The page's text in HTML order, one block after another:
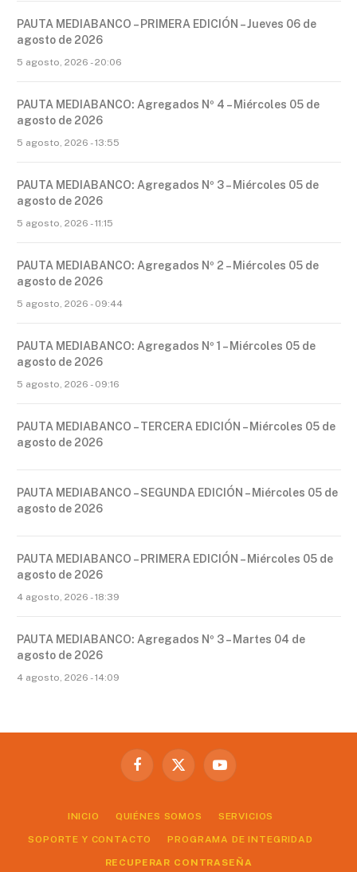
PAUTA MEDIABANCO – PRIMERA EDICIÓN – Jueves 06 de
agosto de 2026
5 agosto, 2026 - 20:06
PAUTA MEDIABANCO: Agregados Nº 4 – Miércoles 05 de
agosto de 2026
5 agosto, 2026 - 13:55
PAUTA MEDIABANCO: Agregados Nº 3 – Miércoles 05 de
agosto de 2026
5 agosto, 2026 - 11:15
PAUTA MEDIABANCO: Agregados Nº 2 – Miércoles 05 de
agosto de 2026
5 agosto, 2026 - 09:44
PAUTA MEDIABANCO: Agregados Nº 1 – Miércoles 05 de
agosto de 2026
5 agosto, 2026 - 09:16
PAUTA MEDIABANCO – TERCERA EDICIÓN – Miércoles 05 de
agosto de 2026
PAUTA MEDIABANCO – SEGUNDA EDICIÓN – Miércoles 05 de
agosto de 2026
PAUTA MEDIABANCO – PRIMERA EDICIÓN – Miércoles 05 de
agosto de 2026
4 agosto, 2026 - 18:39
PAUTA MEDIABANCO: Agregados Nº 3 – Martes 04 de
agosto de 2026
4 agosto, 2026 - 14:09
Facebook
X
YouTube
INICIO QUIÉNES SOMOS SERVICIOS
SOPORTE Y CONTACTO PROGRAMA DE INTEGRIDAD
RECUPERAR CONTRASEÑA